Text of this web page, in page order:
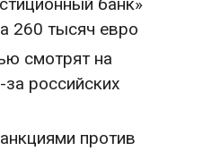
260 тысяч евро
смотрят на
российских
против